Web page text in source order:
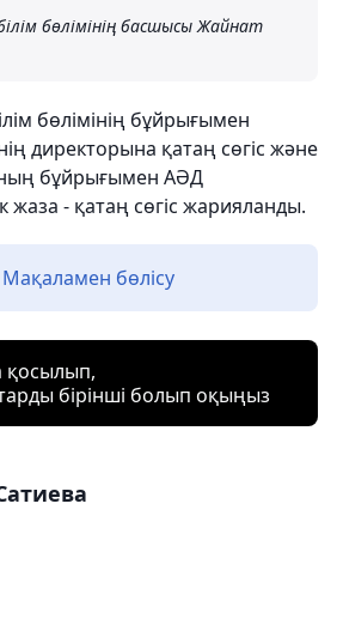
бөлімінің басшысы Жайнат
бөлімінің бұйрығымен
директорына қатаң сөгіс және
бұйрығымен АӘД
жаза - қатаң сөгіс жарияланды.
Мақаламен бөлісу
қосылып,
бірінші болып оқыңыз